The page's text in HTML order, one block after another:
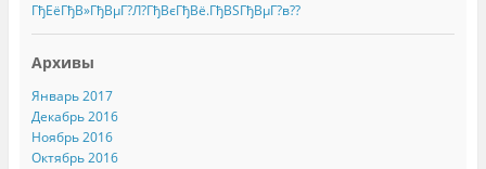
ГђЕёГђВ»ГђВµГ?Л?ГђВєГђВё.ГђВЅГђВµГ?в??
Архивы
Январь 2017
Декабрь 2016
Ноябрь 2016
Октябрь 2016